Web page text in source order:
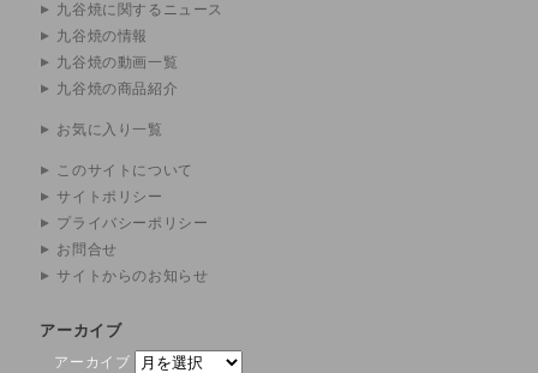
九谷焼に関するニュース
九谷焼の情報
九谷焼の動画一覧
九谷焼の商品紹介
お気に入り一覧
このサイトについて
サイトポリシー
プライバシーポリシー
お問合せ
サイトからのお知らせ
アーカイブ
アーカイブ